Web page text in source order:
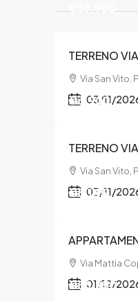
€37.950
TERRENO
Via San Vito,
03/11/
€3.900
TERRENO
Via San Vito,
03/11/
€8.145
Via Mattia
01/12/
€56.250